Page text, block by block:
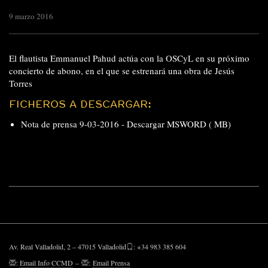
9 marzo 2016
El flautista Emmanuel Pahud actúa con la OSCyL en su próximo
concierto de abono, en el que se estrenará una obra de Jesús
Torres
FICHEROS A DESCARGAR:
Nota de prensa 9-03-2016 - Descargar MSWORD ( MB)
Av. Real Valladolid, 2 – 47015 Valladolid
: +34 983 385 604
:Email Info CCMD – : Email Prensa